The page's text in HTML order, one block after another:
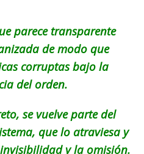
parece transparente
de modo que
corruptas bajo la
del orden.
se vuelve parte del
que lo atraviesa y
y la omisión.